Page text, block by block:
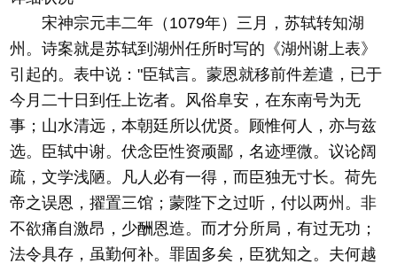
宋神宗元丰二年（1079年）三月，苏轼转知湖
州。诗案就是苏轼到湖州任所时写的《湖州谢上表》
引起的。表中说："臣轼言。蒙恩就移前件差遣，已于
今月二十日到任上讫者。风俗阜安，在东南号为无
事；山水清远，本朝廷所以优贤。顾惟何人，亦与兹
选。臣轼中谢。伏念臣性资顽鄙，名迹堙微。议论阔
疏，文学浅陋。凡人必有一得，而臣独无寸长。荷先
帝之误恩，擢置三馆；蒙陛下之过听，付以两州。非
不欲痛自激昂，少酬恩造。而才分所局，有过无功；
法令具存，虽勤何补。罪固多矣，臣犹知之。夫何越